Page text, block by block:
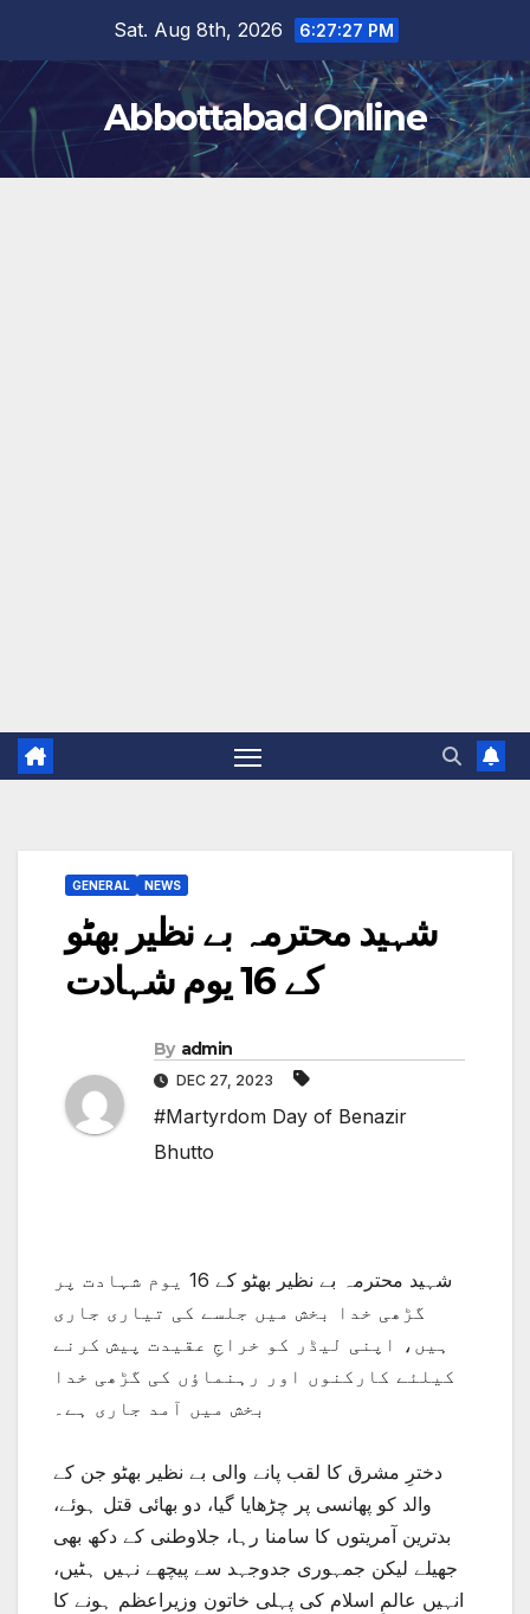
content
Sat. Aug 8th, 2026 6:27:28 PM
Abbottabad Online
GENERAL NEWS
شہید محترمہ بے نظیر بھٹو
کے 16 یوم شہادت
By admin
DEC 27, 2023
#Martyrdom Day of Benazir
Bhutto
شہید محترمہ بے نظیر بھٹو کے 16 یوم شہادت پر
گڑھی خدا بخش میں جلسے کی تیاری جاری
ہیں، اپنی لیڈر کو خراجِ عقیدت پیش کرنے
کیلئے کارکنوں اور رہنماؤں کی گڑھی خدا
بخش میں آمد جاری ہے۔
دخترِ مشرق کا لقب پانے والی بے نظیر بھٹو جن کے
والد کو پھانسی پر چڑھایا گیا، دو بھائی قتل ہوئے،
بدترین آمریتوں کا سامنا رہا، جلاوطنی کے دکھ بھی
جھیلے لیکن جمہوری جدوجہد سے پیچھے نہیں ہٹیں،
انہیں عالمِ اسلام کی پہلی خاتون وزیراعظم ہونے کا